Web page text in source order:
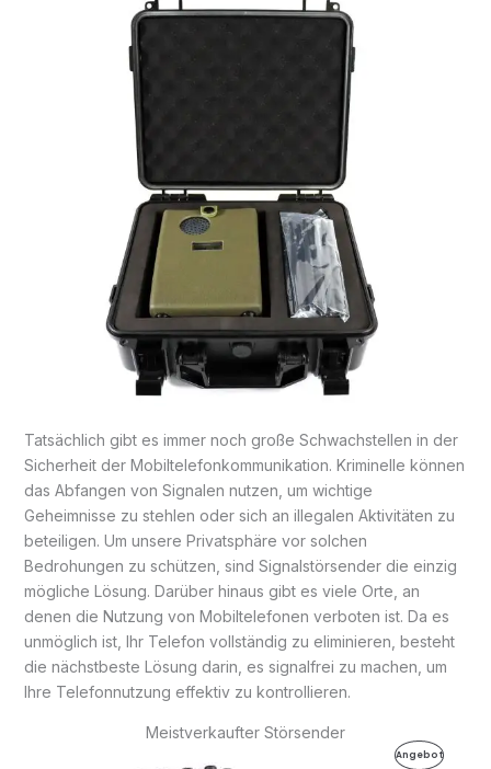
Tatsächlich gibt es immer noch große Schwachstellen in der
Sicherheit der Mobiltelefonkommunikation. Kriminelle können
das Abfangen von Signalen nutzen, um wichtige
Geheimnisse zu stehlen oder sich an illegalen Aktivitäten zu
beteiligen. Um unsere Privatsphäre vor solchen
Bedrohungen zu schützen, sind Signalstörsender die einzig
mögliche Lösung. Darüber hinaus gibt es viele Orte, an
denen die Nutzung von Mobiltelefonen verboten ist. Da es
unmöglich ist, Ihr Telefon vollständig zu eliminieren, besteht
die nächstbeste Lösung darin, es signalfrei zu machen, um
Ihre Telefonnutzung effektiv zu kontrollieren.
Meistverkaufter Störsender
AngebotProdukt